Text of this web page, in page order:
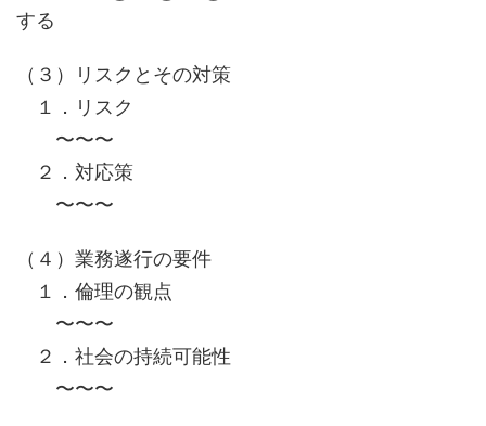
する
（３）リスクとその対策
１．リスク
〜〜〜
２．対応策
〜〜〜
（４）業務遂行の要件
１．倫理の観点
〜〜〜
２．社会の持続可能性
〜〜〜